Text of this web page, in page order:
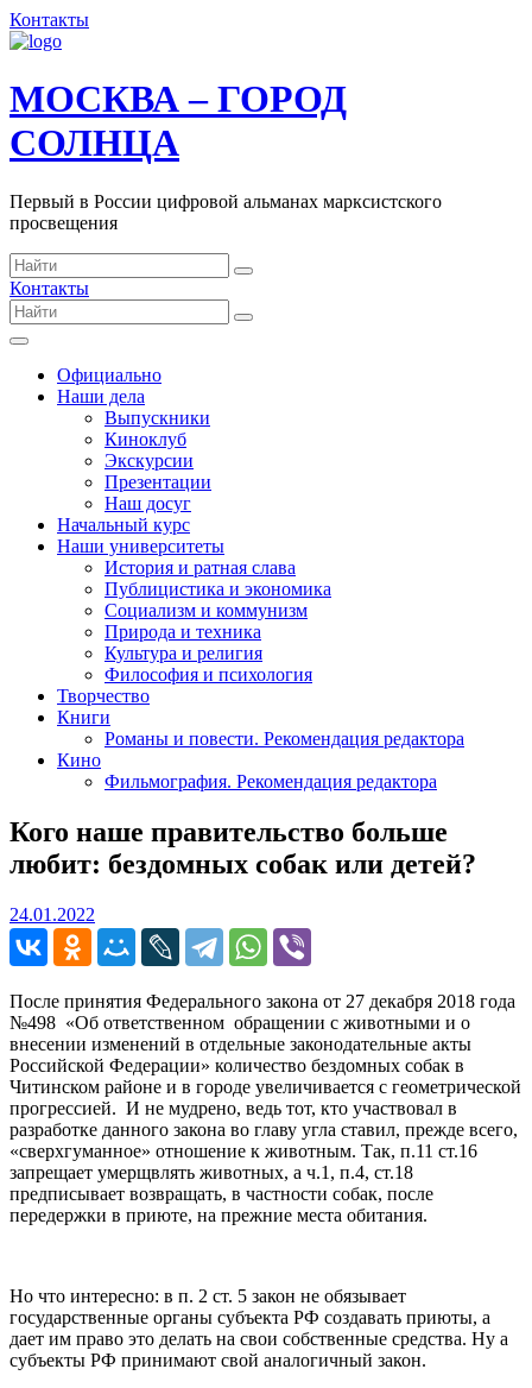
Контакты
МОСКВА – ГОРОД
СОЛНЦА
Первый в России цифровой альманах марксистского
просвещения
Контакты
Официально
Наши дела
Выпускники
Киноклуб
Экскурсии
Презентации
Наш досуг
Начальный курс
Наши университеты
История и ратная слава
Публицистика и экономика
Социализм и коммунизм
Природа и техника
Культура и религия
Философия и психология
Творчество
Книги
Романы и повести. Рекомендация редактора
Кино
Фильмография. Рекомендация редактора
Кого наше правительство больше
любит: бездомных собак или детей?
24.01.2022
После принятия Федерального закона от 27 декабря 2018 года
№498 «Об ответственном обращении с животными и о
внесении изменений в отдельные законодательные акты
Российской Федерации» количество бездомных собак в
Читинском районе и в городе увеличивается с геометрической
прогрессией. И не мудрено, ведь тот, кто участвовал в
разработке данного закона во главу угла ставил, прежде всего,
«сверхгуманное» отношение к животным. Так, п.11 ст.16
запрещает умерщвлять животных, а ч.1, п.4, ст.18
предписывает возвращать, в частности собак, после
передержки в приюте, на прежние места обитания.
Но что интересно: в п. 2 ст. 5 закон не обязывает
государственные органы субъекта РФ создавать приюты, а
дает им право это делать на свои собственные средства. Ну а
субъекты РФ принимают свой аналогичный закон.